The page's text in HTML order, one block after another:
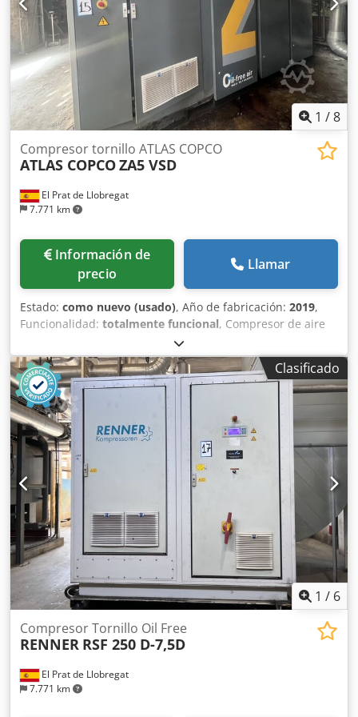
1 /8
El Prat de Llobregat
7.771 km
Compresor tornillo ATLAS COPCO
ATLAS COPCOZA5 VSD
Información de
precio
Llamar
Estado: como nuevo (usado), Año de fabricación: 2019,
Funcionalidad: totalmente funcional, Compresor de aire
industrial Atlas Copco ZA5 VSD, con tecnología de
velocidad variable (VSD) y producción de aire totalmente
exento de aceite, certificado ISO 8573-1 Clase 0. Datos
técnicos: • Fabricante: Atlas Copco • Modelo: ZA5 VSD • Año
de fabricación: 2019 • Potencia nominal total: 250 kW •
Presión máxima de trabajo: 4 bar(e) • Velocidad de
rotación: 1.879 rpm • Peso bruto: 5.662 kg • Tecnología:
accionamiento de velocidad variable (VSD) • Calidad del
aire: exento de aceite, ISO 8573-1 Clase 0 • Fabricado en
Bélgica • Variador de frecuencia WEG Cedpfx Aeznaxaohljrf
• Número de serie APF239403
Clasificado
1 / 6
El Prat de Llobregat
7.771 km
Compresor Tornillo Oil Free
RENNER RSF 250 D-7,5D